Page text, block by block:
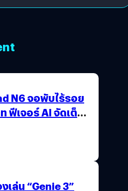
N6 จอพับไร้รอย
ฟีเจอร์ AI จัดเต็ม
เล่น “Genie 3”